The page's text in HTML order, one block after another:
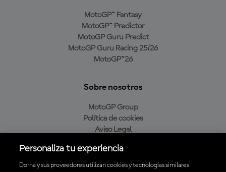
MotoGP™ Fantasy
MotoGP™ Predictor
MotoGP Guru Predict
MotoGP Guru Racing 25/26
MotoGP™26
Sobre nosotros
MotoGP Group
Política de cookies
Aviso Legal
Política de compra
Personaliza tu experiencia
Dorna y sus proveedores utilizan cookies y tecnologías similares